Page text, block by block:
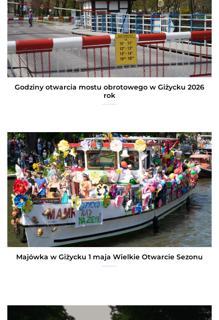
Godziny otwarcia mostu obrotowego w Giżycku 2026
rok
Majówka w Giżycku 1 maja Wielkie Otwarcie Sezonu